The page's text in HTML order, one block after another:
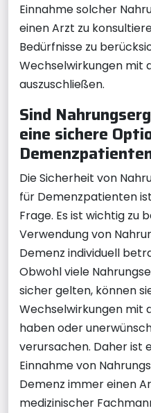
Einnahme solcher
einen Arzt zu
Bedürfnisse zu
Wechselwirkungen mit
auszuschließen.
Sind
eine sichere
Die Sicherheit von
für Demenzpatienten
Frage. Es ist wichtig zu
Verwendung von
Demenz individuell
Obwohl viele
sicher gelten, können
Wechselwirkungen mit
haben oder
verursachen. Daher ist
Einnahme von
Demenz immer einen
medizinischer